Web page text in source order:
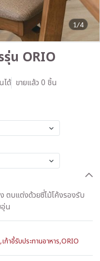
1/4
รุ่น ORIO
ได้ ขายแล้ว 0 ชิ้น
ตบแต่งด้วยซี่ไม้โค้งรองรับ
น
,เก้าอี้รับประทานอาหาร,ORIO